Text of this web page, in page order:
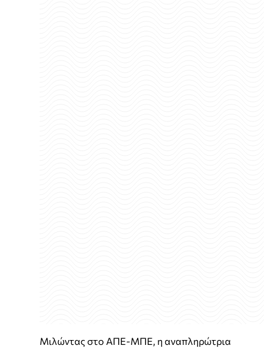
Μιλώντας στο ΑΠΕ-ΜΠΕ, η αναπληρώτρια